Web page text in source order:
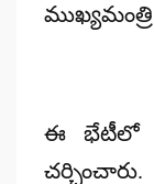
ఈ భేటీలో